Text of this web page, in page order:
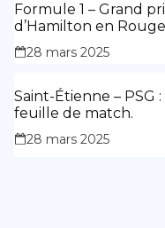
Formule 1 – Grand
d’Hamilton en
des siennes.
28 mars 2025
Saint-Étienne – PSG
feuille de match.
28 mars 2025